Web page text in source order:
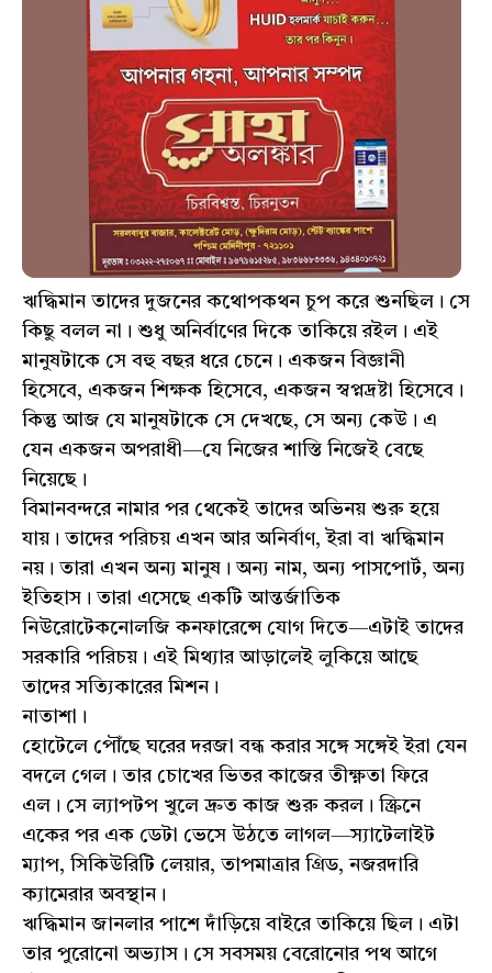
ঋদ্ধিমান তাদের দুজনের কথোপকথন চুপ করে শুনছিল। সে
কিছু বলল না। শুধু অনির্বাণের দিকে তাকিয়ে রইল। এই
মানুষটাকে সে বহু বছর ধরে চেনে। একজন বিজ্ঞানী
হিসেবে, একজন শিক্ষক হিসেবে, একজন স্বপ্নদ্রষ্টা হিসেবে।
কিন্তু আজ যে মানুষটাকে সে দেখছে, সে অন্য কেউ। এ
যেন একজন অপরাধী—যে নিজের শাস্তি নিজেই বেছে
নিয়েছে।
বিমানবন্দরে নামার পর থেকেই তাদের অভিনয় শুরু হয়ে
যায়। তাদের পরিচয় এখন আর অনির্বাণ, ইরা বা ঋদ্ধিমান
নয়। তারা এখন অন্য মানুষ। অন্য নাম, অন্য পাসপোর্ট, অন্য
ইতিহাস। তারা এসেছে একটি আন্তর্জাতিক
নিউরোটেকনোলজি কনফারেন্সে যোগ দিতে—এটাই তাদের
সরকারি পরিচয়। এই মিথ্যার আড়ালেই লুকিয়ে আছে
তাদের সত্যিকারের মিশন।
নাতাশা।
হোটেলে পৌঁছে ঘরের দরজা বন্ধ করার সঙ্গে সঙ্গেই ইরা যেন
বদলে গেল। তার চোখের ভিতর কাজের তীক্ষ্ণতা ফিরে
এল। সে ল্যাপটপ খুলে দ্রুত কাজ শুরু করল। স্ক্রিনে
একের পর এক ডেটা ভেসে উঠতে লাগল—স্যাটেলাইট
ম্যাপ, সিকিউরিটি লেয়ার, তাপমাত্রার গ্রিড, নজরদারি
ক্যামেরার অবস্থান।
ঋদ্ধিমান জানলার পাশে দাঁড়িয়ে বাইরে তাকিয়ে ছিল। এটা
তার পুরোনো অভ্যাস। সে সবসময় বেরোনোর পথ আগে